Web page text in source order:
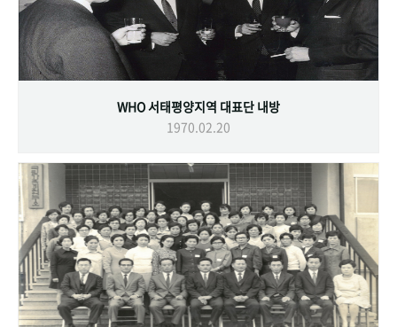
WHO 서태평양지역 대표단 내방
1970.02.20